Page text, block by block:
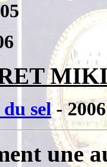
sel- 2006
une